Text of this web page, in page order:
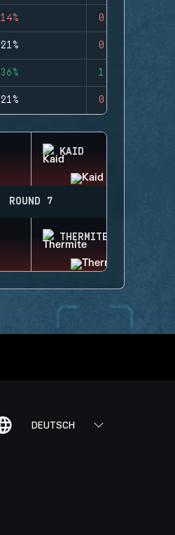
14% 0
21% 0
36% 1
21% 0
KAID
ROUND 7
THERMITE
DEUTSCH